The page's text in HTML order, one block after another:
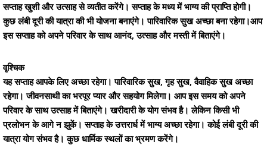
सप्ताह खुशी और उत्साह से व्यतीत करेंगे। सप्ताह के मध्य में भाग्य की प्राप्ति होगी।
कुछ लंबी दूरी की यात्रा की भी योजना बनाएंगे। पारिवारिक सुख अच्छा बना रहेगा।आप
इस सप्ताह को अपने परिवार के साथ आनंद, उत्साह और मस्ती में बिताएंगे।
वृश्चिक
यह सप्ताह आपके लिए अच्छा रहेगा। पारिवारिक सुख, गृह सुख, वैवाहिक सुख अच्छा
रहेगा। जीवनसाथी का भरपूर प्यार और सहयोग मिलेगा। आप इस समय को अपने
परिवार के साथ उत्साह में बिताएंगे। खरीदारी के योग संभव है। लेकिन किसी भी
प्रलोभन के आगे न झुकें। सप्ताह के उत्तरार्ध में भाग्य अच्छा रहेगा। कोई लंबी दूरी की
यात्रा योग संभव है। कुछ धार्मिक स्थलों का भ्रमण करेंगे।